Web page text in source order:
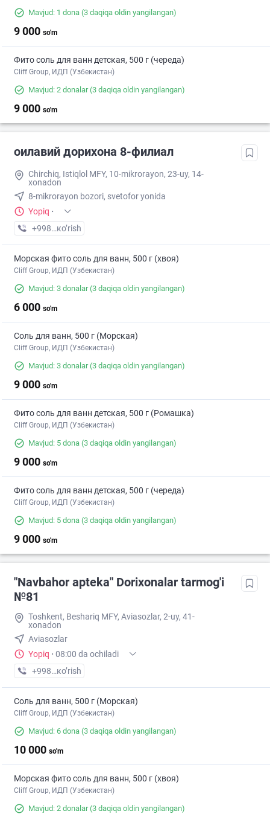
Mavjud: 1 dona (3 daqiqa oldin yangilangan)
9 000 so'm
Фито соль для ванн детская, 500 г (череда)
Cliff Group, ИДП (Узбекистан)
Mavjud: 2 donalar(3 daqiqa oldin yangilangan)
9 000 so'm
оилавий дорихона 8-филиал
Chirchiq, Istiqlol MFY, 10-mikrorayon, 23-uy, 14-
xonadon
8-mikrorayon bozori, svetofor yonida
Yopiq ·
+998 (97) XXX-XX-XX
кo’rish
Морская фито соль для ванн, 500 г (хвоя)
Cliff Group, ИДП (Узбекистан)
Mavjud: 3 donalar(3 daqiqa oldin yangilangan)
6 000 so'm
Соль для ванн, 500 г (Морская)
Cliff Group, ИДП (Узбекистан)
Mavjud: 3 donalar(3 daqiqa oldin yangilangan)
9 000 so'm
Фито соль для ванн детская, 500 г (Ромашка)
Cliff Group, ИДП (Узбекистан)
Mavjud: 5 dona (3 daqiqa oldin yangilangan)
9 000 so'm
Фито соль для ванн детская, 500 г (череда)
Cliff Group, ИДП (Узбекистан)
Mavjud: 5 dona (3 daqiqa oldin yangilangan)
9 000 so'm
"Navbahor apteka" Dorixonalar tarmog'i
№81
Toshkent, Beshariq MFY, Aviasozlar, 2-uy, 41-
xonadon
Aviasozlar
Yopiq · 08:00 da ochiladi
+998 (94) XXX-XX-XX
кo’rish
Соль для ванн, 500 г (Морская)
Cliff Group, ИДП (Узбекистан)
Mavjud: 6 dona (3 daqiqa oldin yangilangan)
10 000 so'm
Морская фито соль для ванн, 500 г (хвоя)
Cliff Group, ИДП (Узбекистан)
Mavjud: 2 donalar(3 daqiqa oldin yangilangan)